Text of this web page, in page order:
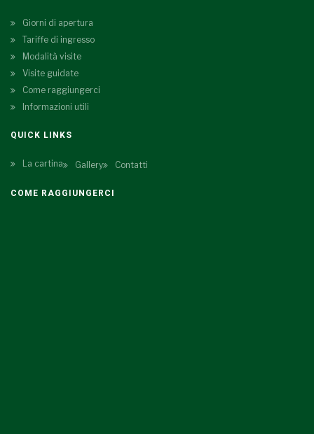
Giorni di apertura
Tariffe di ingresso
Modalità visite
Visite guidate
Come raggiungerci
Informazioni utili
QUICK LINKS
La cartina Gallery Contatti
COME RAGGIUNGERCI